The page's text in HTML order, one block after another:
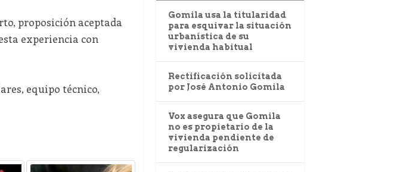
proposición aceptada
experiencia con
equipo técnico,
Gomila usa la titularidad
para esquivar la situación
urbanística de su
vivienda habitual
Rectificación solicitada
por José Antonio Gomila
Vox asegura que Gomila
no es propietario de la
vivienda pendiente de
regularización